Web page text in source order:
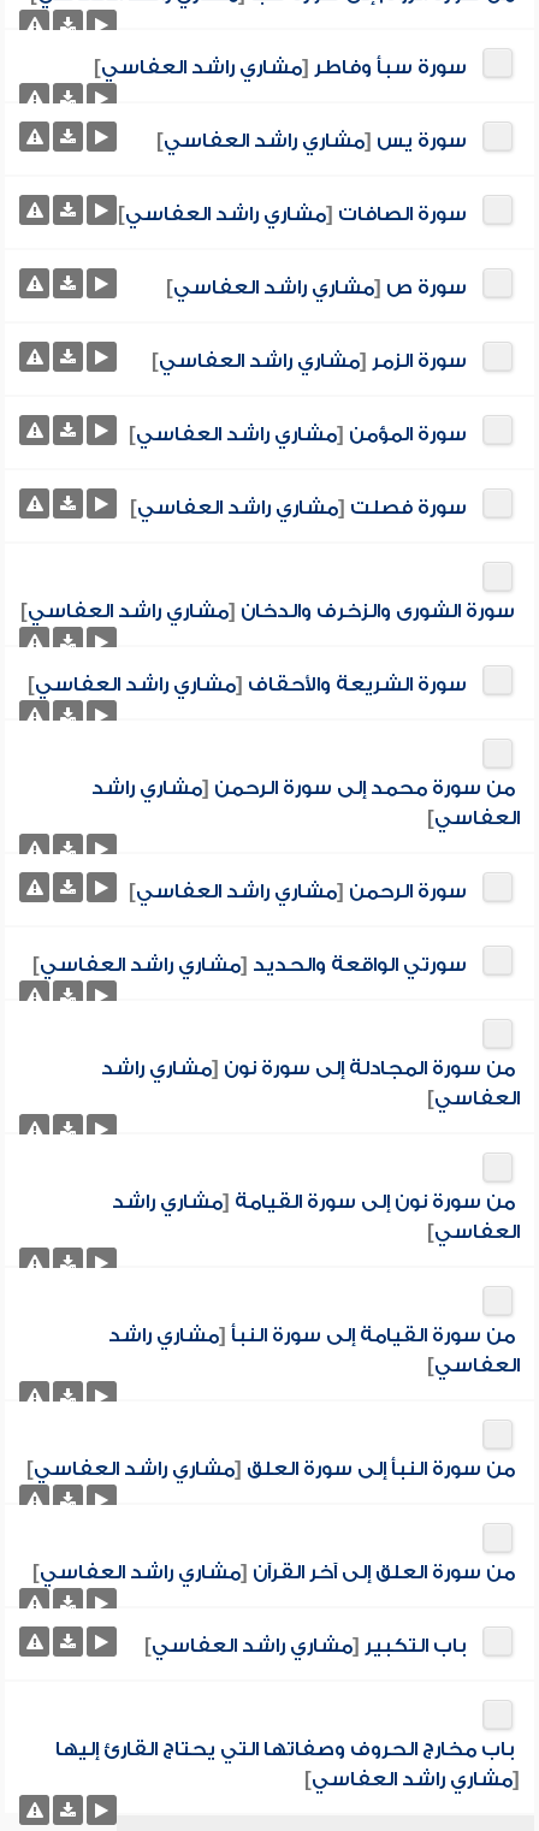
سورة سبأ وفاطر [مشاري راشد العفاسي]
سورة يس [مشاري راشد العفاسي]
سورة الصافات [مشاري راشد العفاسي]
سورة ص [مشاري راشد العفاسي]
سورة الزمر [مشاري راشد العفاسي]
سورة المؤمن [مشاري راشد العفاسي]
سورة فصلت [مشاري راشد العفاسي]
سورة الشورى والزخرف والدخان [مشاري راشد العفاسي]
سورة الشريعة والأحقاف [مشاري راشد العفاسي]
من سورة محمد إلى سورة الرحمن [مشاري راشد
العفاسي]
سورة الرحمن [مشاري راشد العفاسي]
سورتي الواقعة والحديد [مشاري راشد العفاسي]
من سورة المجادلة إلى سورة نون [مشاري راشد
العفاسي]
من سورة نون إلى سورة القيامة [مشاري راشد
العفاسي]
من سورة القيامة إلى سورة النبأ [مشاري راشد
العفاسي]
من سورة النبأ إلى سورة العلق [مشاري راشد العفاسي]
من سورة العلق إلى آخر القرآن [مشاري راشد العفاسي]
باب التكبير [مشاري راشد العفاسي]
باب مخارج الحروف وصفاتها التي يحتاج القارئ إليها
[مشاري راشد العفاسي]